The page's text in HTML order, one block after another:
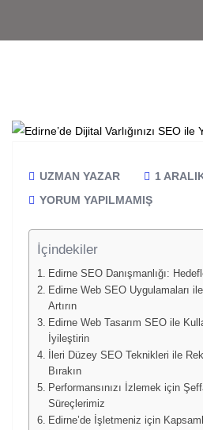
UZMAN YAZAR
1
YORUM YAPILMAMIŞ
İçindekiler
Edirne SEO Danışmanlığı:
Edirne Web SEO Uygulamaları
Artırın
Edirne Web Tasarım SEO ile
İyileştirin
İleri Düzey SEO Teknikleri ile
Bırakın
Performansınızı İzlemek için
Süreçlerimiz
Edirne’de İşletmeniz için